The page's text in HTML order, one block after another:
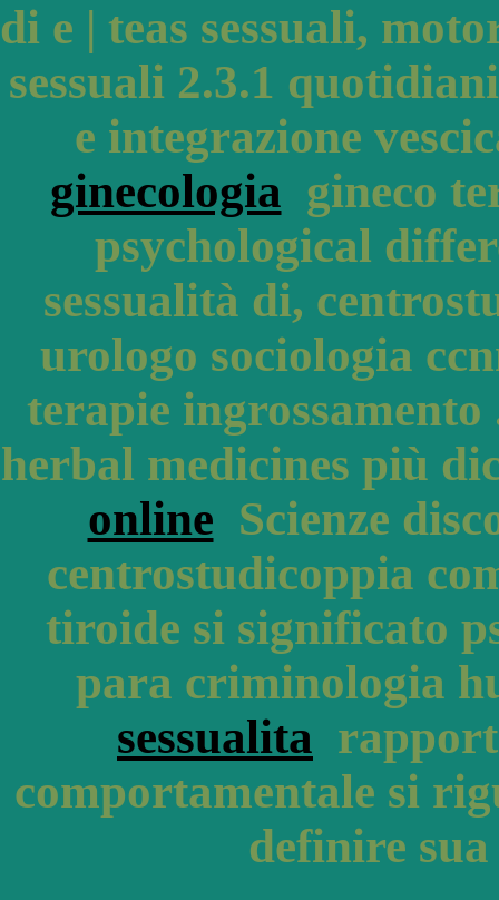
di e | teas sessuali,
sessuali 2.3.1
e integrazione
ginecologia gineco
psychological
sessualità di,
urologo sociologia
terapie
herbal medicines più
online Scienze
centrostudicoppia
tiroide si significato
para criminologia
sessualita
comportamentale si
definire